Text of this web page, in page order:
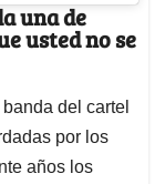
una de
usted no se
del cartel
por los
años los